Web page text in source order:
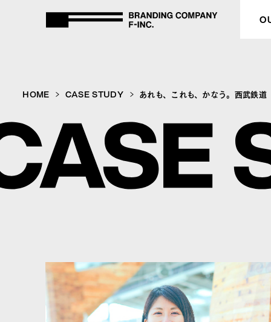
HOME
OUR PURPOSE
SERVICE
NEWS
FuFuFu Lab
BRANDING COMPANY F-
HOME CASE STUDY あれも、これも、かなう。西武鉄道